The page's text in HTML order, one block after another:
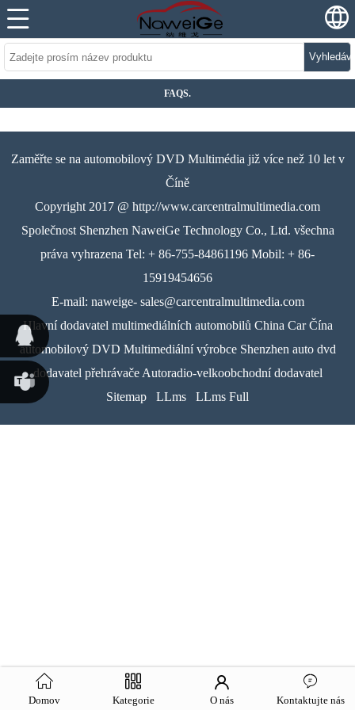
FAQS.
Zaměřte se na automobilový DVD Multimédia již více než 10 let v
Číně
Copyright 2017 @ http://www.carcentralmultimedia.com
Společnost Shenzhen NaweiGe Technology Co., Ltd. všechna
práva vyhrazena Tel: + 86-755-84861196 Mobil: + 86-
15919454656
E-mail: naweige- sales@carcentralmultimedia.com
Hlavní dodavatel multimediálních automobilů China Car Čína
automobilový DVD Multimediální výrobce Shenzhen auto dvd
dodavatel přehrávače Autoradio-velkoobchodní dodavatel
Sitemap
LLms LLms Full
Domov Kategorie O nás Kontaktujte nás
Susana